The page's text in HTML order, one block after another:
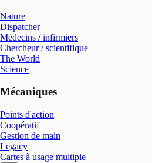
Nature
Dispatcher
Médecins / infirmiers
Chercheur / scientifique
The World
Science
Mécaniques
Points d'action
Coopératif
Gestion de main
Legacy
Cartes à usage multiple